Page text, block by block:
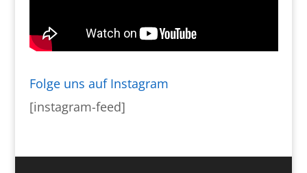
Folge uns auf Instagram
[instagram-feed]